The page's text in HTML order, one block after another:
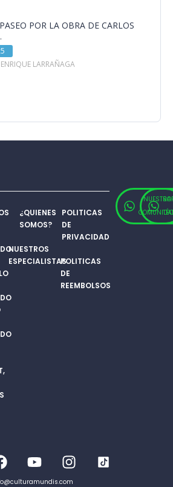
POR LA OBRA DE CARLOS
LARRAÑAGA
¿QUIENES
SOMOS?
NUESTROS
ESPECIALISTAS
POLITICAS
DE
PRIVACIDAD
POLITICAS
DE
REEMBOLSOS
NUESTRA